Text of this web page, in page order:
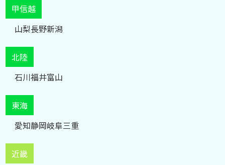
甲信越
山梨長野新潟
北陸
石川福井富山
東海
愛知静岡岐阜三重
近畿